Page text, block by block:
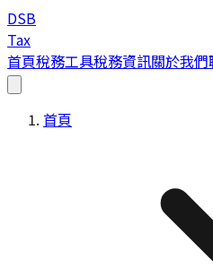
DSB
Tax
首頁稅務工具稅務資訊關於我們
首頁